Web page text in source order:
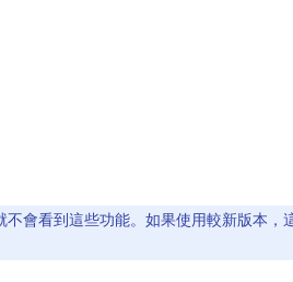
會看到這些功能。如果使用較新版本，